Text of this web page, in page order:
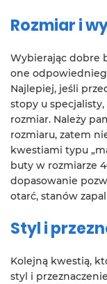
Rozmiar i
Wybierając dobre
one
Najlepiej, jeśli
stopy u
rozmiar. Należy
rozmiaru, zatem
kwestiami typu
buty w rozmiarze
dopasowanie
otarć, stanów
Styl i
Kolejną kwestią,
styl i